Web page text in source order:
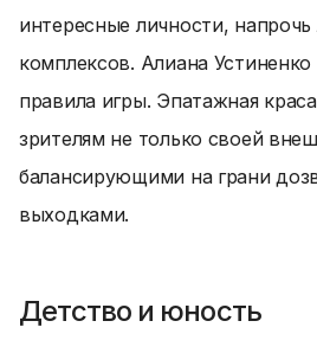
интересные личности,
комплексов. Алиана Устиненко
правила игры. Эпатажная
зрителям не только своей
балансирующими на грани
выходками.
Детство и юность